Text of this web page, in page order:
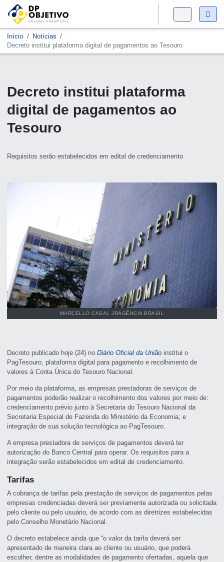
Início
Notícias
Decreto institui plataforma digital de pagamentos ao Tesouro
Decreto institui plataforma
digital de pagamentos ao
Tesouro
Requisitos serão estabelecidos em edital de credenciamento
MARCELLO CASAL JRAGÊNCIA BRASIL
Decreto publicado hoje (24) noDiário Oficial da União institui o
PagTesouro, plataforma digital para pagamento e recolhimento de
valores à Conta Única do Tesouro Nacional.
Por meio da plataforma, as empresas prestadoras de serviços de
pagamentos poderão realizar o recolhimento dos valores por meio de:
credenciamento prévio junto à Secretaria do Tesouro Nacional da
Secretaria Especial de Fazenda do Ministério da Economia; e
integração de sua solução tecnológica ao PagTesouro.
A empresa prestadora de serviços de pagamentos deverá ter
autorização do Banco Central para operar. Os requisitos para a
integração serão estabelecidos em edital de credenciamento.
Tarifas
A cobrança de tarifas pela prestação de serviços de pagamentos pelas
empresas credenciadas deverá ser previamente autorizada ou solicitada
pelo cliente ou pelo usuário, de acordo com as diretrizes estabelecidas
pelo Conselho Monetário Nacional.
O decreto estabelece ainda que “o valor da tarifa deverá ser
apresentado de maneira clara ao cliente ou usuário, que poderá
escolher, dentre as modalidades de pagamento ofertadas, aquela que